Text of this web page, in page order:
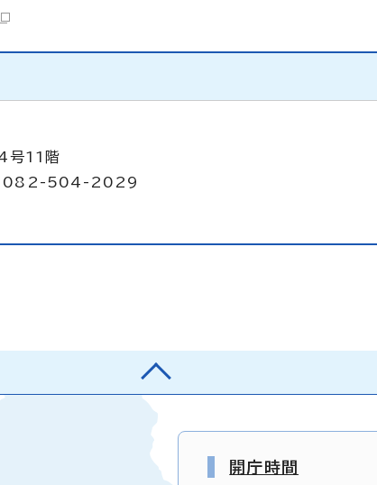
号11階
：082-504-2029
開庁時間